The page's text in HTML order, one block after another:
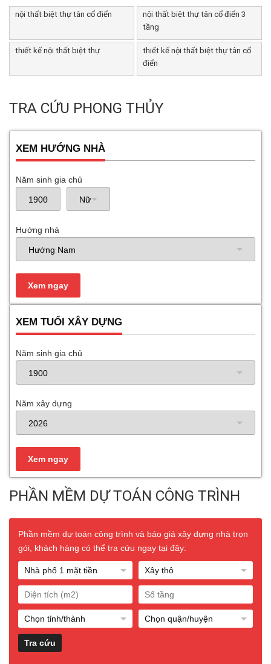
nội thất biệt thự tân cổ điển
nội thất biệt thự tân cổ điển 3
tầng
thiết kế nội thất biệt thự
thiết kế nội thất biệt thự tân cổ
điển
TRA CỨU PHONG THỦY
XEM HƯỚNG NHÀ
Năm sinh gia chủ
Hướng nhà
XEM TUỔI XÂY DỰNG
Năm sinh gia chủ
Năm xây dựng
PHẦN MỀM DỰ TOÁN CÔNG TRÌNH
Phần mềm dự toán công trình và báo giá xây dựng nhà trọn
gói, khách hàng có thể tra cứu ngay tại đây: